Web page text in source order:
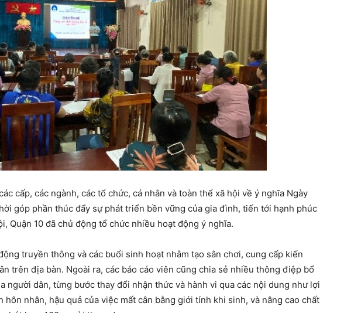
cấp, các ngành, các tổ chức, cá nhân và toàn thể xã hội về ý nghĩa Ngày
góp phần thúc đẩy sự phát triển bền vững của gia đình, tiến tới hạnh phúc
Quận 10 đã chủ động tổ chức nhiều hoạt động ý nghĩa.
truyền thông và các buổi sinh hoạt nhằm tạo sân chơi, cung cấp kiến
trên địa bàn. Ngoài ra, các báo cáo viên cũng chia sẻ nhiều thông điệp bổ
người dân, từng bước thay đổi nhận thức và hành vi qua các nội dung như lợi
hôn nhân, hậu quả của việc mất cân bằng giới tính khi sinh, và nâng cao chất